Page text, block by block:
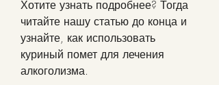
Хотите узнать подробнее? Тогда
читайте нашу статью до конца и
узнайте, как использовать
куриный помет для лечения
алкоголизма.